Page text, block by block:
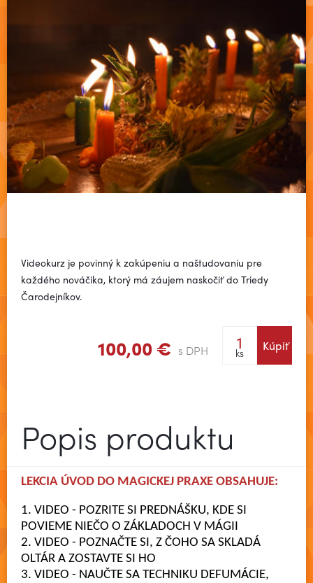
Videokurz je povinný k zakúpeniu a naštudovaniu pre
každého nováčika, ktorý má záujem naskočiť do Triedy
Čarodejníkov.
100,00 € s DPH ks Kúpiť
Popis produktu
LEKCIA ÚVOD DO MAGICKEJ PRAXE OBSAHUJE:
1. VIDEO - POZRITE SI PREDNÁŠKU, KDE SI
POVIEME NIEČO O ZÁKLADOCH V MÁGII
2. VIDEO - POZNAČTE SI, Z ČOHO SA SKLADÁ
OLTÁR A ZOSTAVTE SI HO
3. VIDEO - NAUČTE SA TECHNIKU DEFUMÁCIE,